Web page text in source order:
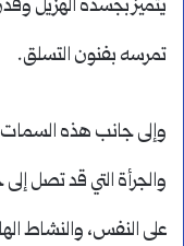
يتميز بجسده الهزيل
تمرسه بفنون التسلق.
وإلى جانب هذه السمات،
والجرأة التي قد تصل إلى
على النفس، والنشاط